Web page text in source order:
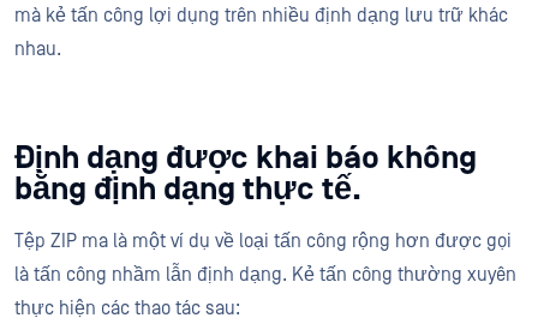
mà kẻ tấn công lợi dụng trên nhiều định dạng lưu trữ khác
nhau.
Định dạng được khai báo không
bằng định dạng thực tế.
Tệp ZIP ma là một ví dụ về loại tấn công rộng hơn được gọi
là tấn công nhầm lẫn định dạng. Kẻ tấn công thường xuyên
thực hiện các thao tác sau: